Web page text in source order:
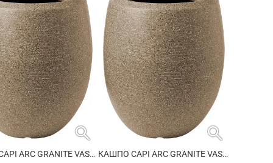
search
КАШПО CAPI ARC GRANITE VASE ELEGANT DELUXE WARM TAUPE
search
КАШПО CAPI ARC GRANITE VASE ELEGANT DELUXE WARM TAUPE